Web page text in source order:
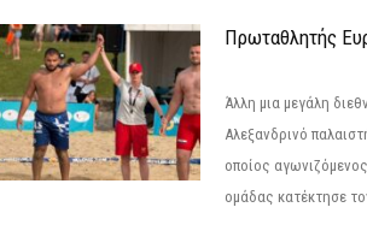
Πρωταθλητής
Άλλη μια μεγάλη
Αλεξανδρινό
οποίος
ομάδας κατέκτησε